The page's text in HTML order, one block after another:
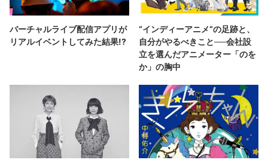
バーチャルライブ配信アプリが
リアルイベントしてみた結果!?
“インディーアニメ“の足跡と、
自分がやるべきこと──会社設
立を選んだアニメーター「のを
か」の胸中